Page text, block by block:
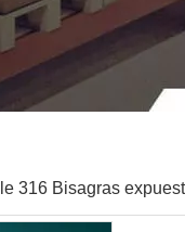
316 Bisagras